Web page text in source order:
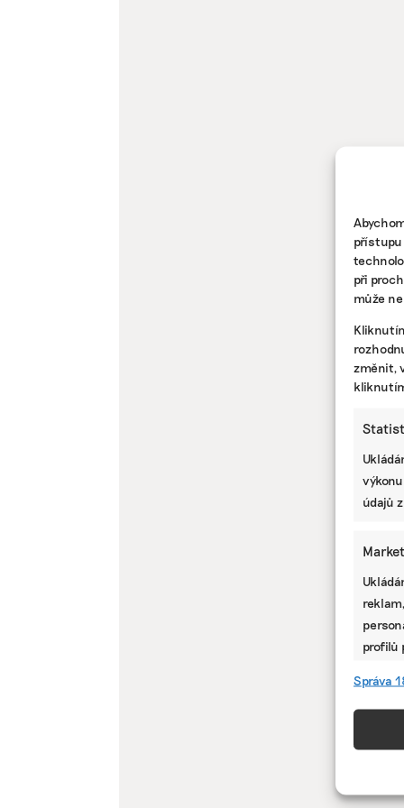
přístupu
při
může
změnit,
údajů
profilů
Správa